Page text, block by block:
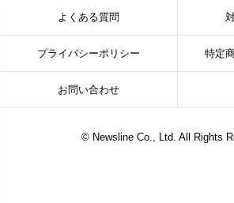
よくある質問
プライバシーポリシー 特定
お問い合わせ
© Newsline Co., Ltd. All Rights